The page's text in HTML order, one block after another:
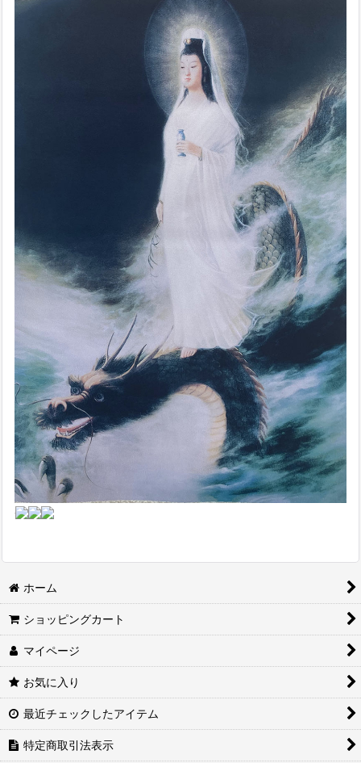
ホーム
ショッピングカート
マイページ
お気に入り
最近チェックしたアイテム
特定商取引法表示